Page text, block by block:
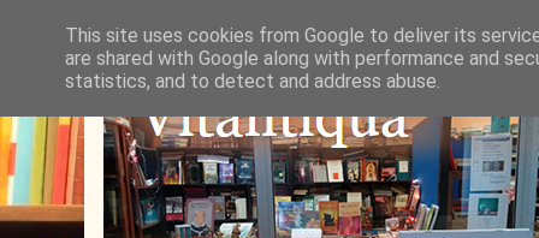
This site uses cookies from Google to deliver its
are shared with Google along with performance and
statistics, and to detect and address abuse.